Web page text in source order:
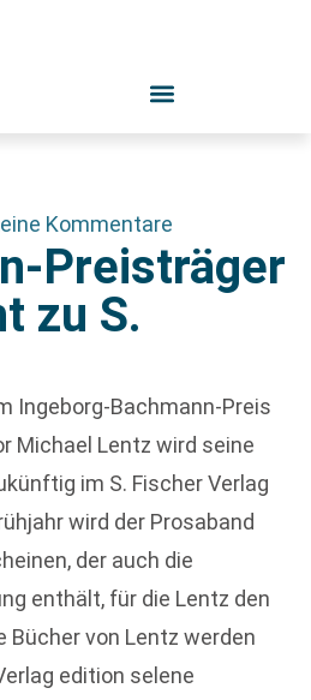
Kommentare
Preisträger
zu S.
Ingeborg-Bachmann-Preis
Michael Lentz wird seine
im S. Fischer Verlag
wird der Prosaband
der auch die
enthält, für die Lentz den
Bücher von Lentz werden
edition selene